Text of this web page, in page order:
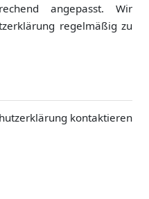
angepasst. Wir
regelmäßig zu
kontaktieren